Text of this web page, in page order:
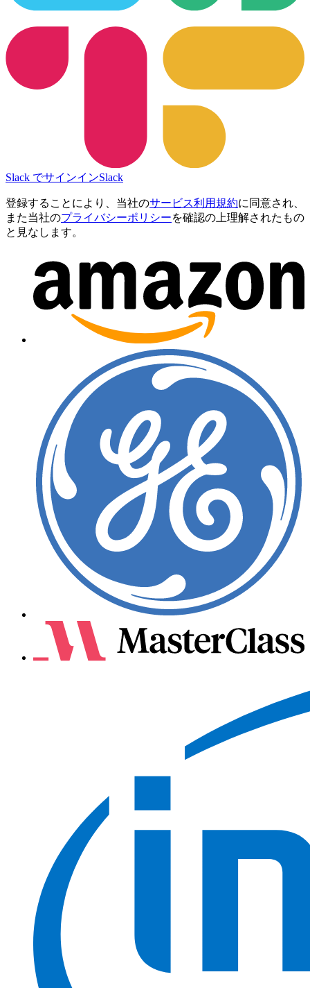
Slack でサインインSlack
登録することにより、当社のサービス利用規約に同意され、
また当社のプライバシーポリシーを確認の上理解されたもの
と見なします。